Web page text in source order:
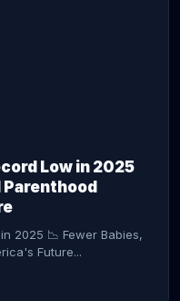
Low in 2025
Parenthood
2025 📉 Fewer Babies,
Future...